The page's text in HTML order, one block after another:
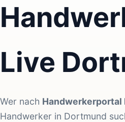
Live
Wer nach Handwerkerportal
Handwerker in Dortmund